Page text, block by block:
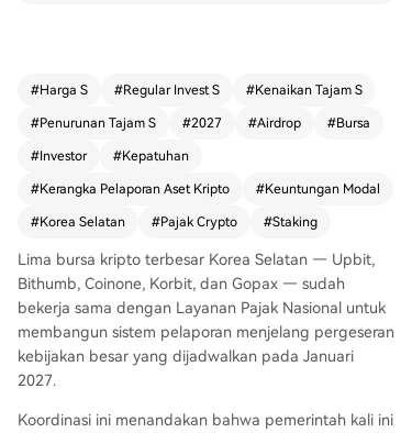
di negara itu — Upbit, Bithumb, Coinone, Korbit,
yanan Pajak Nasional untuk menyiapkan sistem
pelaporan. Pajak ini akan berlaku untuk keuntun
rtual, yang dikategorikan sebagai "penghasilan l
ain". Pemerintah menegaskan bahwa kebijakan i
ni akan dilaksanakan sesuai jadwal, meski terda
pat kekhawatiran terkait perdagangan di platfo
rm luar negeri. Otoritas berencana menggunaka
n kerangka pelaporan global (CARF) untuk mela
cak transaksi tersebut. Aturan terpisah untuk pe
nghasilan dari staking, airdrop, dan pinjaman m
mempengaruhi sekitar 13,26 juta investor di Kor
#Harga S #Regular Invest S #Kenaikan Tajam S
#Penurunan Tajam S #2027 #Airdrop #Bursa
#Investor #Kepatuhan
#Kerangka Pelaporan Aset Kripto #Keuntungan Modal
#Korea Selatan #Pajak Crypto #Staking
Lima bursa kripto terbesar Korea Selatan — Upbit,
Bithumb, Coinone, Korbit, dan Gopax — sudah
bekerja sama dengan Layanan Pajak Nasional untuk
membangun sistem pelaporan menjelang pergeseran
kebijakan besar yang dijadwalkan pada Januari
2027.
Koordinasi ini menandakan bahwa pemerintah kali ini